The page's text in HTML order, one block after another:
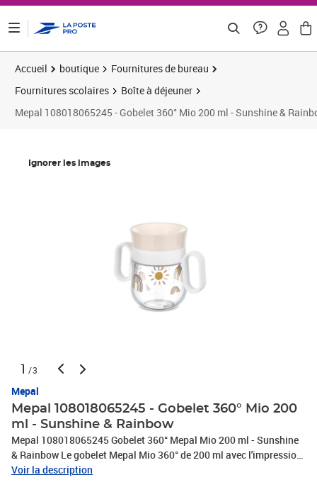
Accueil boutique
Fournitures de bureau
Fournitures scolaires
Boîte à déjeuner
Mepal 108018065245 - Gobelet 360° Mio 200 ml - Sunshine &
Ignorer les images
1 /3
Mepal
Mepal 108018065245 - Gobelet 360° Mio 200
ml - Sunshine & Rainbow
Mepal 108018065245 Gobelet 360° Mepal Mio 200 ml - Sunshine
& Rainbow Le gobelet Mepal Mio 360° de 200 ml avec l'impression
Sunshine & Rainbow est parfait pour les petits aventuriers qui
Voir la description